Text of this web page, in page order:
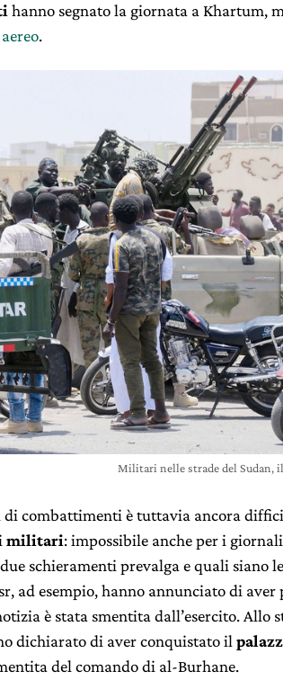
hanno segnato la giornata a Khartum,
.
Militari nelle strade del Sudan,
combattimenti è tuttavia ancora
militari: impossibile anche per i
schieramenti prevalga e quali siano
ad esempio, hanno annunciato di aver
è stata smentita dall’esercito. Allo
dichiarato di aver conquistato il
del comando di al-Burhane.